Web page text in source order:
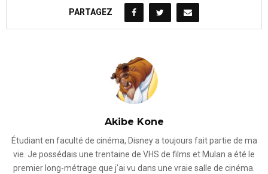
PARTAGEZ
Akibe Kone
Étudiant en faculté de cinéma, Disney a toujours fait partie de ma
vie. Je possédais une trentaine de VHS de films et Mulan a été le
premier long-métrage que j'ai vu dans une vraie salle de cinéma.